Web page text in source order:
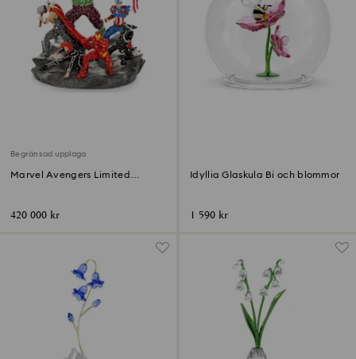
Begränsad upplaga
Marvel Avengers Limited
420 000 kr
Idyllia Glaskula Bi och blommor
1 590 kr